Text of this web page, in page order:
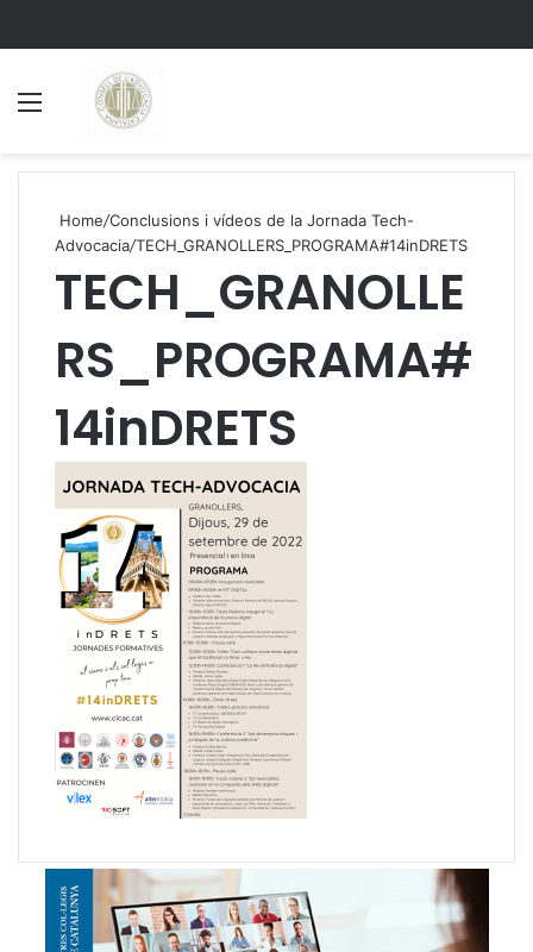
Home/Conclusions i vídeos de la Jornada Tech-
Advocacia/TECH_GRANOLLERS_PROGRAMA#14inDRETS
TECH_GRANOLLE
RS_PROGRAMA#
14inDRETS